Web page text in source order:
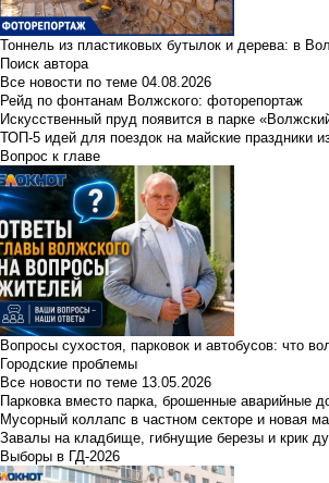
Тоннель из пластиковых бутылок и дерева: в
Поиск автора
Все новости по теме 04.08.2026
Рейд по фонтанам Волжского: фоторепортаж
Искусственный пруд появится в парке
ТОП-5 идей для поездок на майские праздники
Вопрос к главе
Вопросы сухостоя, парковок и автобусов: что
Городские проблемы
Все новости по теме 13.05.2026
Парковка вместо парка, брошенные аварийные
Мусорный коллапс в частном секторе и новая
Завалы на кладбище, гибнущие березы и крик
Выборы в ГД-2026